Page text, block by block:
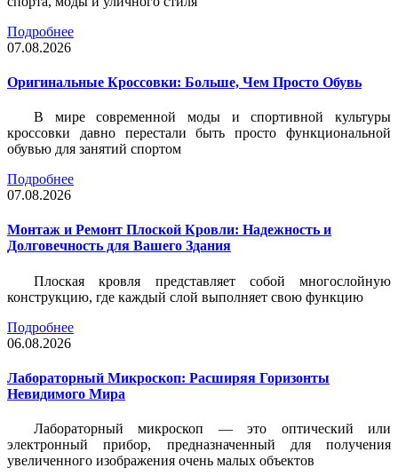
Подробнее
07.08.2026
Оригинальные Кроссовки: Больше, Чем Просто Обувь
В мире современной моды и спортивной культуры
кроссовки давно перестали быть просто функциональной
обувью для занятий спортом
Подробнее
07.08.2026
Монтаж и Ремонт Плоской Кровли: Надежность и
Долговечность для Вашего Здания
Плоская кровля представляет собой многослойную
конструкцию, где каждый слой выполняет свою функцию
Подробнее
06.08.2026
Лабораторный Микроскоп: Расширяя Горизонты
Невидимого Мира
Лабораторный микроскоп — это оптический или
электронный прибор, предназначенный для получения
увеличенного изображения очень малых объектов